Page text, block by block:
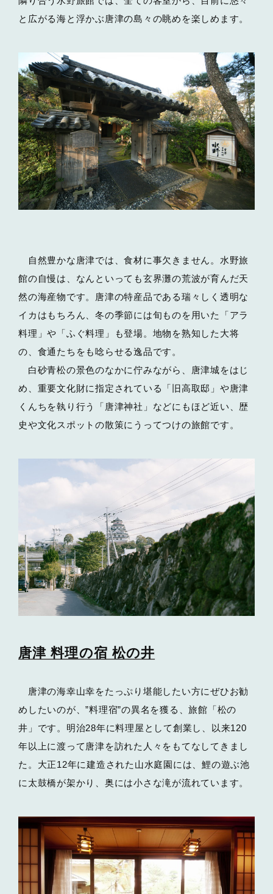
と広がる海と浮かぶ唐津の島々の眺めを楽しめます。
自然豊かな唐津では、食材に事欠きません。水野旅
館の自慢は、なんといっても玄界灘の荒波が育んだ天
然の海産物です。唐津の特産品である瑞々しく透明な
イカはもちろん、冬の季節には旬ものを用いた「アラ
料理」や「ふぐ料理」も登場。地物を熟知した大将
の、食通たちをも唸らせる逸品です。
白砂青松の景色のなかに佇みながら、唐津城をはじ
め、重要文化財に指定されている「旧高取邸」や唐津
くんちを執り行う「唐津神社」などにもほど近い、歴
史や文化スポットの散策にうってつけの旅館です。
唐津 料理の宿 松の井
唐津の海幸山幸をたっぷり堪能したい方にぜひお勧
めしたいのが、”料理宿”の異名を獲る、旅館「松の
井」です。明治28年に料理屋として創業し、以来120
年以上に渡って唐津を訪れた人々をもてなしてきまし
た。大正12年に建造された山水庭園には、鯉の遊ぶ池
に太鼓橋が架かり、奥には小さな滝が流れています。